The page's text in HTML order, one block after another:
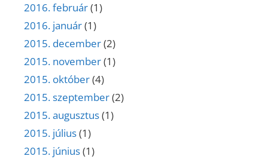
2016. február(1)
2016. január(1)
2015. december(2)
2015. november(1)
2015. október(4)
2015. szeptember(2)
2015. augusztus(1)
2015. július(1)
2015. június(1)